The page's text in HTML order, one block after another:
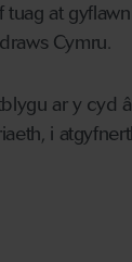
tuag at
Cymru.
ar y cyd
i